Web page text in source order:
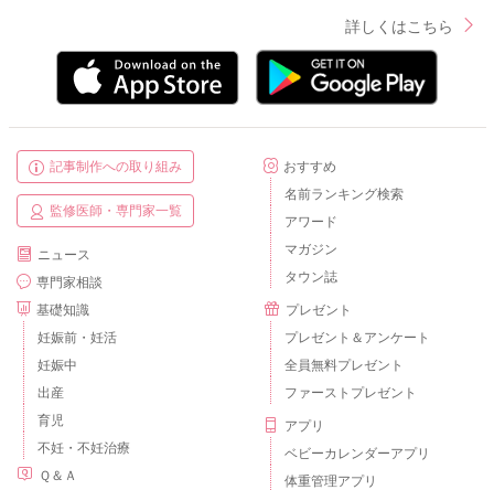
詳しくはこちら
記事制作への取り組み
監修医師・専門家一覧
ニュース
専門家相談
基礎知識
妊娠前・妊活
妊娠中
出産
育児
不妊・不妊治療
Ｑ＆Ａ
おすすめ
名前ランキング検索
アワード
マガジン
タウン誌
プレゼント
プレゼント＆アンケート
全員無料プレゼント
ファーストプレゼント
アプリ
ベビーカレンダーアプリ
体重管理アプリ